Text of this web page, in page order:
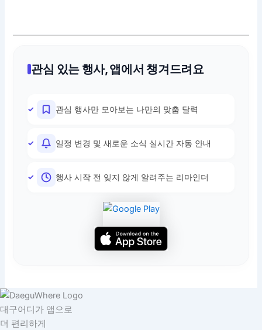
관심 있는 행사, 앱에서 챙겨드려요
관심 행사만 모아보는 나만의 맞춤 달력
일정 변경 및 새로운 소식 실시간 자동 안내
행사 시작 전 잊지 않게 알려주는 리마인더
대구어디가 앱으로
더 편리하게